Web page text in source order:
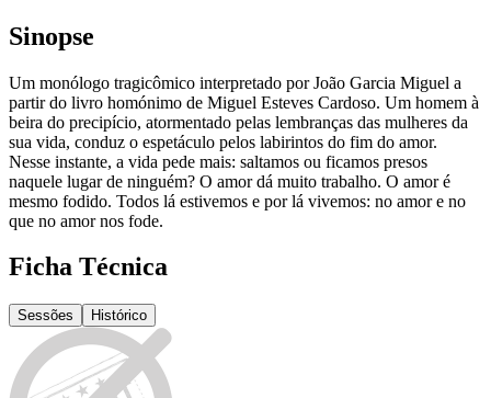
Sinopse
Um monólogo tragicômico interpretado por João Garcia Miguel a
partir do livro homónimo de Miguel Esteves Cardoso. Um homem à
beira do precipício, atormentado pelas lembranças das mulheres da
sua vida, conduz o espetáculo pelos labirintos do fim do amor.
Nesse instante, a vida pede mais: saltamos ou ficamos presos
naquele lugar de ninguém? O amor dá muito trabalho. O amor é
mesmo fodido. Todos lá estivemos e por lá vivemos: no amor e no
que no amor nos fode.
Ficha Técnica
Sessões Histórico